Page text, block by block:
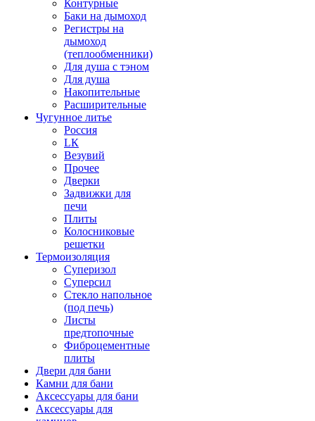
Контурные
Баки на дымоход
Регистры на
дымоход
(теплообменники)
Для душа с тэном
Для душа
Накопительные
Расширительные
Чугунное литье
Россия
LК
Везувий
Прочее
Дверки
Задвижки для
печи
Плиты
Колосниковые
решетки
Термоизоляция
Суперизол
Суперсил
Стекло напольное
(под печь)
Листы
предтопочные
Фиброцементные
плиты
Двери для бани
Камни для бани
Аксессуары для бани
Аксессуары для